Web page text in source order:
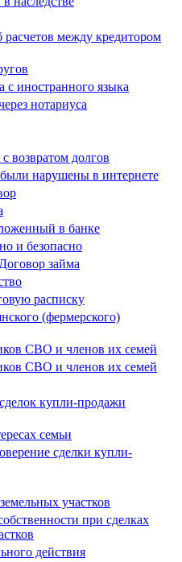
расчетов между кредитором
с иностранного языка
нотариуса
возвратом долгов
нарушены в интернете
в банке
и безопасно
займа
расписку
(фермерского)
СВО и членов их семей
СВО и членов их семей
купли-продажи
семьи
сделки купли-
участков
при сделках
действия